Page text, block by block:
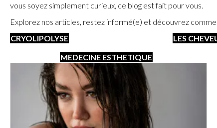
vous soyez simplement curieux, ce blog est fait pour vous.
Explorez nos articles, restez informé(e) et découvrez
CRYOLIPOLYSE
LES
MEDECINE ESTHETIQUE